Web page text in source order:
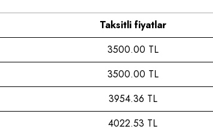
Taksitli fiyatlar
3500.00 TL
3500.00 TL
3954.36 TL
4022.53 TL